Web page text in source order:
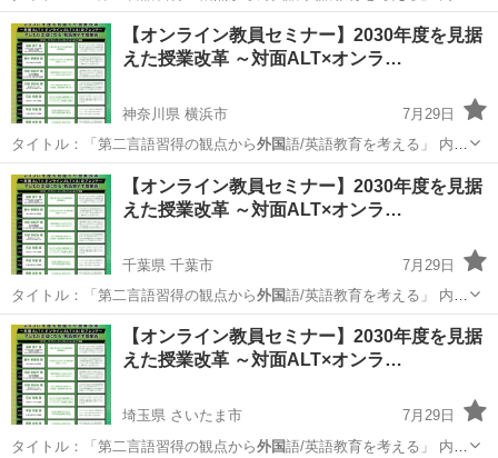
容：203…
茨城 水戸市 セミナー オンライン
【オンライン教員セミナー】2030年度を見据
えた授業改革 ～対面ALT×オンラ…
神奈川県 横浜市
7月29日
タイトル：「第二言語習得の観点から外国語/英語教育を考える」 内
容：203…
神奈川 横浜市 セミナー オンライン
【オンライン教員セミナー】2030年度を見据
えた授業改革 ～対面ALT×オンラ…
千葉県 千葉市
7月29日
タイトル：「第二言語習得の観点から外国語/英語教育を考える」 内
容：203…
千葉 千葉市 セミナー オンライン
【オンライン教員セミナー】2030年度を見据
えた授業改革 ～対面ALT×オンラ…
埼玉県 さいたま市
7月29日
タイトル：「第二言語習得の観点から外国語/英語教育を考える」 内